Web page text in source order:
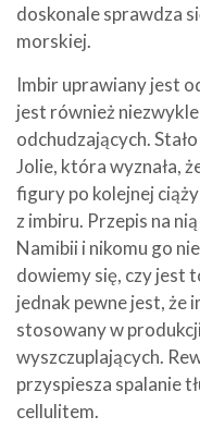
doskonale sprawdza
morskiej.
Imbir uprawiany jest
jest również
odchudzających.
Jolie, która wyznała,
figury po kolejnej
z imbiru. Przepis na
Namibii i nikomu go
dowiemy się, czy jest
jednak pewne jest, że
stosowany w
wyszczuplających.
przyspiesza spalanie
cellulitem.